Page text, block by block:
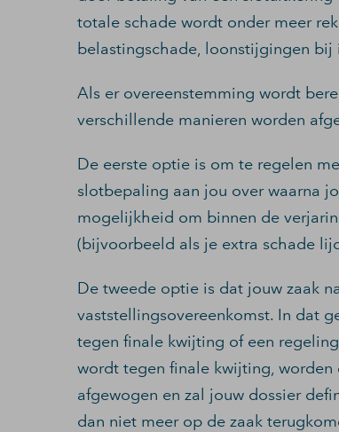
totale schade wordt onder meer
belastingschade, loonstijgingen bij
Als er overeenstemming wordt
verschillende manieren worden
De eerste optie is om te regelen
slotbepaling aan jou over waarna
mogelijkheid om binnen de
(bijvoorbeeld als je extra schade
De tweede optie is dat jouw zaak
vaststellingsovereenkomst. In dat
tegen finale kwijting of een
wordt tegen finale kwijting, worden
afgewogen en zal jouw dossier
dan niet meer op de zaak